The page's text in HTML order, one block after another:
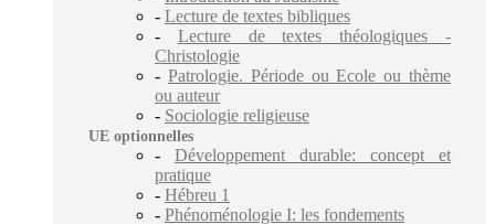
- Lecture de textes bibliques
- Lecture de textes théologiques -
Christologie
- Patrologie. Période ou Ecole ou thème
ou auteur
- Sociologie religieuse
UE optionnelles
- Développement durable: concept et
pratique
- Hébreu 1
- Phénoménologie I: les fondements